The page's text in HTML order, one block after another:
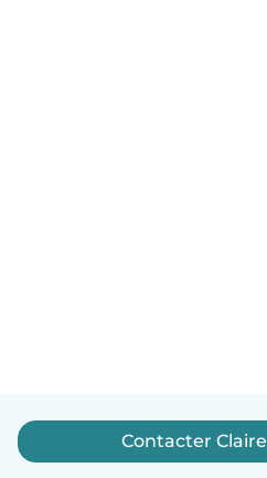
Contacter Claire